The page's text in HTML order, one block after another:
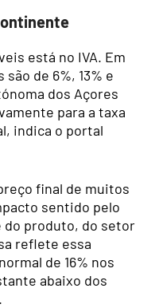
está no IVA. Em
de 6%, 13% e
dos Açores
para a taxa
indica o portal
final de muitos
sentido pelo
do produto, do setor
reflete essa
de 16% nos
abaixo dos